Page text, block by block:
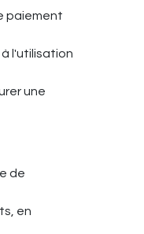
paiement
l'utilisation
une
de
en